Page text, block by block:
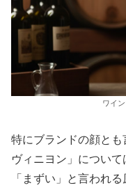
ワイ
特にブランドの顔と
ヴィニヨン」につい
「まずい」と言われ